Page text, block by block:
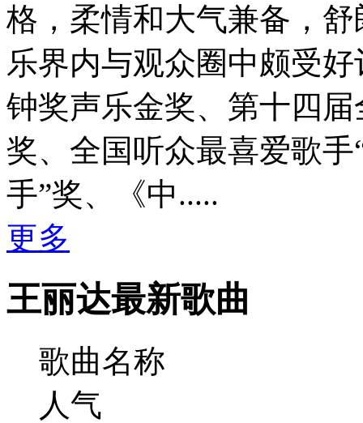
格，柔情和大气兼备，
乐界内与观众圈中颇受
钟奖声乐金奖、第十四
奖、全国听众最喜爱歌
手”奖、《中.....
更多
王丽达最新歌曲
歌曲名称
人气